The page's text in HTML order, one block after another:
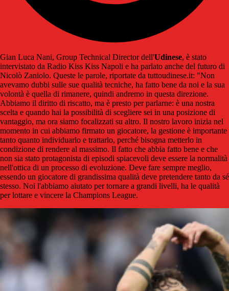
Gian Luca Nani, Group Technical Director dell'Udinese, è stato
intervistato da Radio Kiss Kiss Napoli e ha parlato anche del futuro di
Nicolò Zaniolo. Queste le parole, riportate da tuttoudinese.it: "Non
avevamo dubbi sulle sue qualità tecniche, ha fatto bene da noi e la sua
volontà è quella di rimanere, quindi andremo in questa direzione.
Abbiamo il diritto di riscatto, ma è presto per parlarne: è una nostra
scelta e quando hai la possibilità di scegliere sei in una posizione di
vantaggio, ma ora siamo focalizzati su altro. Il nostro lavoro inizia nel
momento in cui abbiamo firmato un giocatore, la gestione è importante
tanto quanto individuarlo e trattarlo, perché bisogna metterlo in
condizione di rendere al massimo. Il fatto che abbia fatto bene e che
non sia stato protagonista di episodi spiacevoli deve essere la normalità
nell'ottica di un processo di evoluzione. Deve fare sempre meglio,
essendo un giocatore di grandissima qualità deve pretendere tanto da sé
stesso. Noi l'abbiamo aiutato per tornare a grandi livelli, ha le qualità
per lottare e vincere la Champions League.